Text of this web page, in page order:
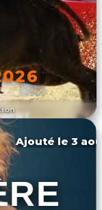
Ajouté le 3